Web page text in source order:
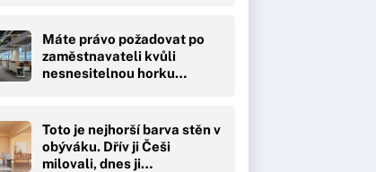
Máte právo požadovat po
zaměstnavateli kvůli
nesnesitelnou horku…
Toto je nejhorší barva stěn v
obýváku. Dřív ji Češi
milovali, dnes ji…